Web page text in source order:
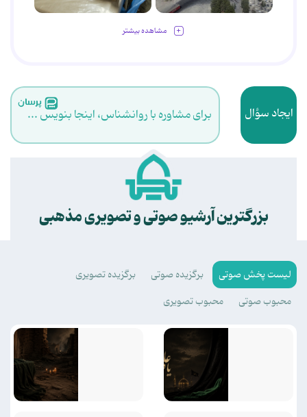
مشاهده بیشتر
ایجاد سؤال برای مشاوره با روانشناس، اینجا بنویس ...
.
بزرگترین آرشیو صوتی و تصویری مذهبی
لیست پخش صوتی برگزیده صوتی
برگزیده تصویری
محبوب صوتی
محبوب تصویری